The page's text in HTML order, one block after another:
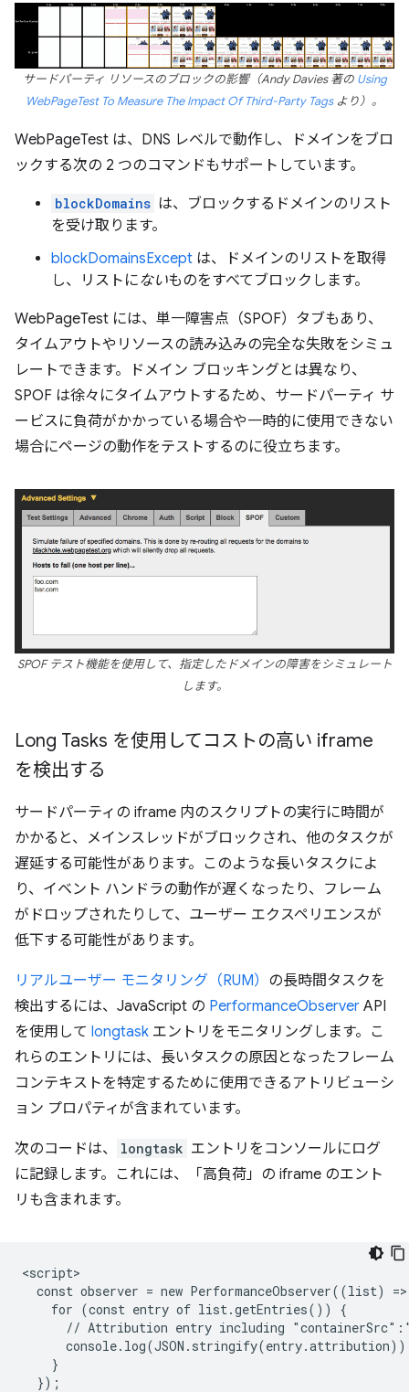
サードパーティ リソースのブロックの影響（Andy Davies 著の Using
WebPageTest To Measure The Impact Of Third-Party Tagsより）。
WebPageTest は、DNS レベルで動作し、ドメインをブロ
ックする次の 2 つのコマンドもサポートしています。
blockDomains は、ブロックするドメインのリスト
を受け取ります。
blockDomainsExcept は、ドメインのリストを取得
し、リストにないものをすべてブロックします。
WebPageTest には、単一障害点（SPOF）タブもあり、
タイムアウトやリソースの読み込みの完全な失敗をシミュ
レートできます。ドメイン ブロッキングとは異なり、
SPOF は徐々にタイムアウトするため、サードパーティ サ
ービスに負荷がかかっている場合や一時的に使用できない
場合にページの動作をテストするのに役立ちます。
SPOF テスト機能を使用して、指定したドメインの障害をシミュレート
します。
Long Tasks を使用してコストの高い iframe
を検出する
サードパーティの iframe 内のスクリプトの実行に時間が
かかると、メインスレッドがブロックされ、他のタスクが
遅延する可能性があります。このような長いタスクによ
り、イベント ハンドラの動作が遅くなったり、フレーム
がドロップされたりして、ユーザー エクスペリエンスが
低下する可能性があります。
リアルユーザー モニタリング（RUM） の長時間タスクを
検出するには、JavaScript の PerformanceObserver API
を使用して longtask エントリをモニタリングします。こ
れらのエントリには、長いタスクの原因となったフレーム
コンテキストを特定するために使用できるアトリビューシ
ョン プロパティが含まれています。
次のコードは、 longtask エントリをコンソールにログ
に記録します。これには、「高負荷」の iframe のエント
リも含まれます。
<script>
const observer = new PerformanceObserver((list)
    for (const entry of list.getEntries()) {
// Attribution entry including
    }
  });